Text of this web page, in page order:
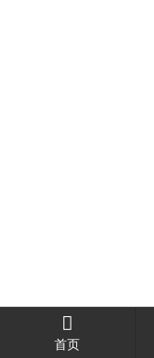

首页